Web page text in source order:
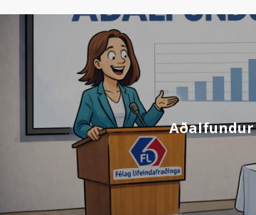
Aðalfundur